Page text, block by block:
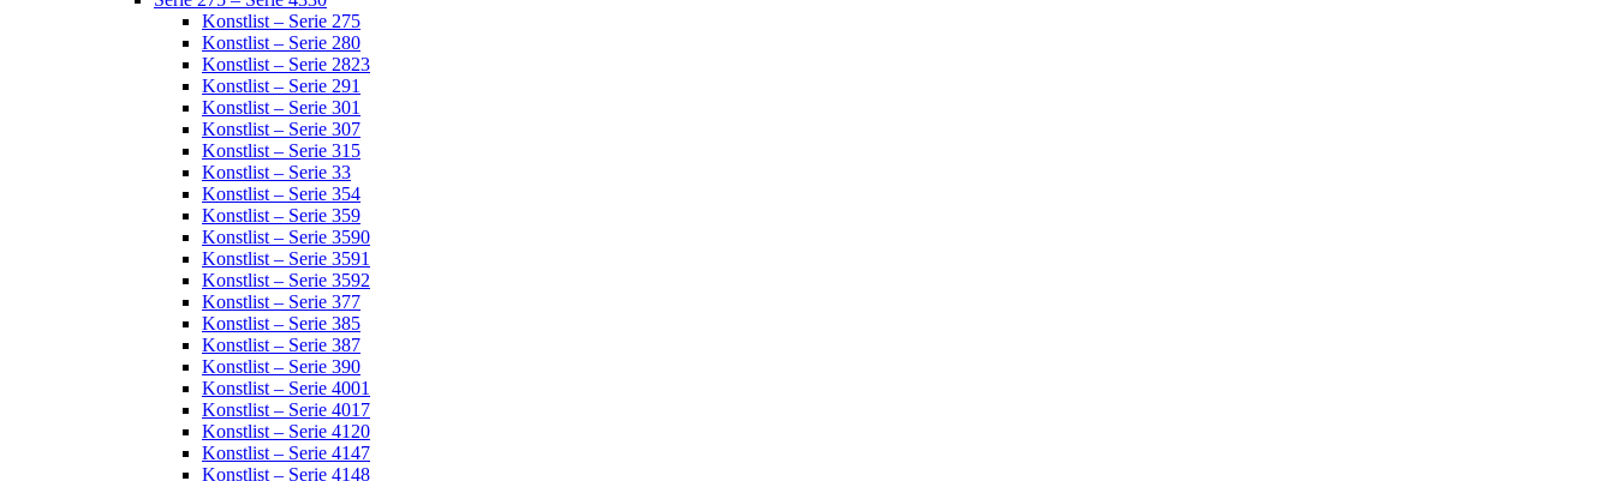
Konstlist – Serie 275
Konstlist – Serie 280
Konstlist – Serie 2823
Konstlist – Serie 291
Konstlist – Serie 301
Konstlist – Serie 307
Konstlist – Serie 315
Konstlist – Serie 33
Konstlist – Serie 354
Konstlist – Serie 359
Konstlist – Serie 3590
Konstlist – Serie 3591
Konstlist – Serie 3592
Konstlist – Serie 377
Konstlist – Serie 385
Konstlist – Serie 387
Konstlist – Serie 390
Konstlist – Serie 4001
Konstlist – Serie 4017
Konstlist – Serie 4120
Konstlist – Serie 4147
Konstlist – Serie 4148